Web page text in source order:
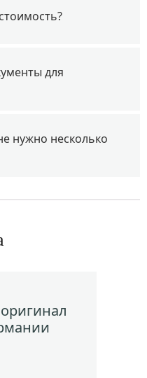
для
нужно несколько